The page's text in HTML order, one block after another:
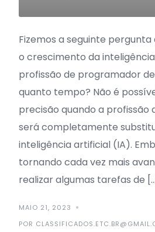
Fizemos a seguinte pergunta
o crescimento da
profissão de programador
quanto tempo? Não é
precisão quando a
será completamente
inteligência artificial (IA).
tornando cada vez mais
realizar algumas tarefas de
MAIO 21, 2023
POR